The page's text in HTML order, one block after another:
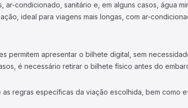
ar-condicionado, sanitário e, em alguns casos, água
ideal para viagens mais longas, com ar-
permitem apresentar o bilhete digital, sem
é necessário retirar o bilhete físico antes do
regras específicas da viação escolhida, bem como